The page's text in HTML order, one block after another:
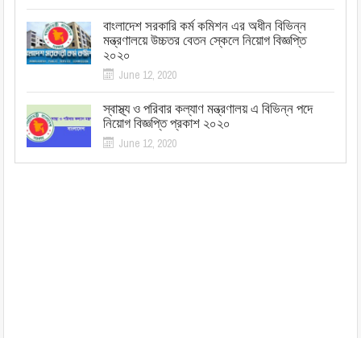
বাংলাদেশ সরকারি কর্ম কমিশন এর অধীন বিভিন্ন
মন্ত্রণালয়ে উচ্চতর বেতন স্কেলে নিয়োগ বিজ্ঞপ্তি
২০২০
June 12, 2020
স্বাস্থ্য ও পরিবার কল্যাণ মন্ত্রণালয় এ বিভিন্ন পদে
নিয়োগ বিজ্ঞপ্তি প্রকাশ ২০২০
June 12, 2020